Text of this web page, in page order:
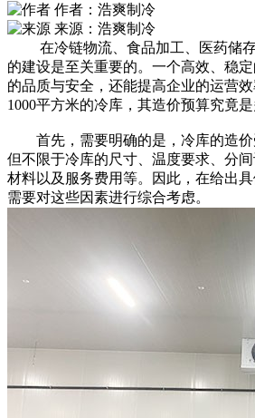
作者：浩爽制冷
来源：浩爽制冷
在冷链物流、食品加工、医药储存
的建设是至关重要的。一个高效、稳
的品质与安全，还能提高企业的运营
1000平方米的冷库，其造价预算究竟是
首先，需要明确的是，冷库的造价
但不限于冷库的尺寸、温度要求、分
材料以及服务费用等。因此，在给出
需要对这些因素进行综合考虑。